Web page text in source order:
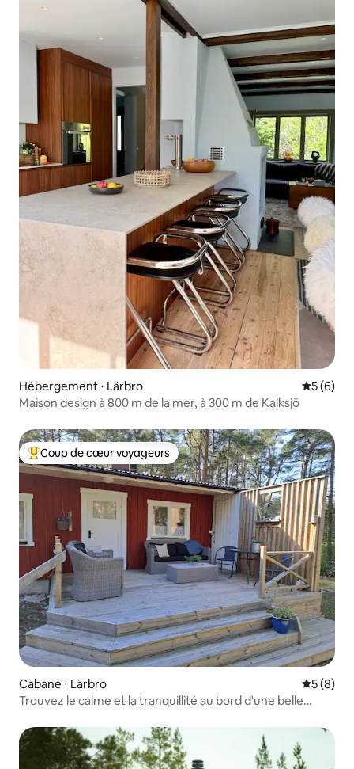
Hébergement ⋅ Lärbro
5 (6)
Maison design à 800 m de la mer, à 300 m de Kalksjö
Coups de cœur voyageurs les plus appréciés
Coup de cœur voyageurs
Cabane ⋅ Lärbro
5 (8)
Trouvez le calme et la tranquillité au bord d'une belle